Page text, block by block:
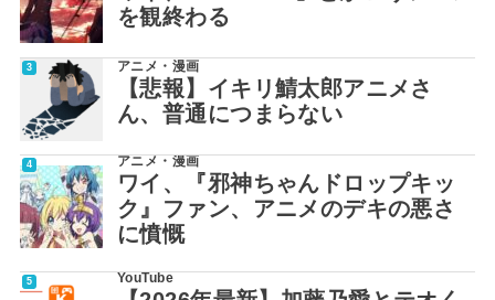
を観終わる
アニメ・漫画
【悲報】イキリ鯖太郎アニメさ
ん、普通につまらない
アニメ・漫画
ワイ、『邪神ちゃんドロップキッ
ク』ファン、アニメのデキの悪さ
に憤慨
YouTube